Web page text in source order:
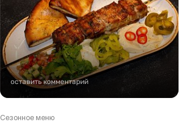
оставить комментарий
Сезонное меню